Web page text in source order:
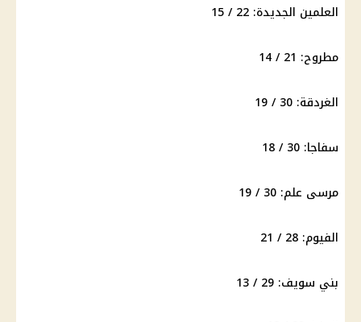
العلمين الجديدة: 22 / 15
مطروح: 21 / 14
الغردقة: 30 / 19
سفاجا: 30 / 18
مرسى علم: 30 / 19
الفيوم: 28 / 21
بني سويف: 29 / 13